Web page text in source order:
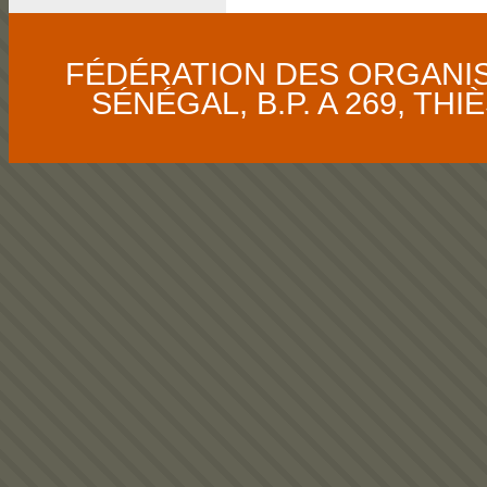
FÉDÉRATION DES
SÉNÉGAL, B.P. A 269,